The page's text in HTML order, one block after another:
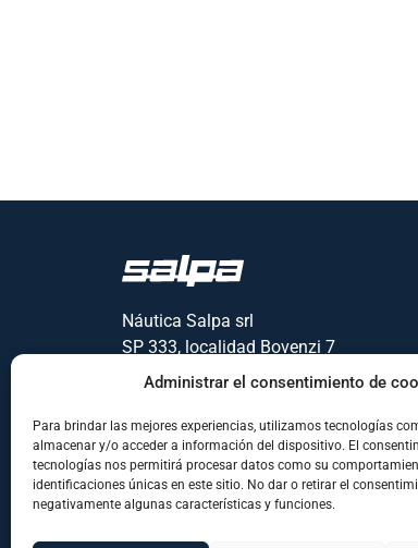
Administrar el consentimiento de
Para brindar las mejores experiencias, utilizamos tecnologías
almacenar y/o acceder a información del dispositivo. El
tecnologías nos permitirá procesar datos como su
identificaciones únicas en este sitio. No dar o retirar el
negativamente algunas características y funciones.
Náutica Salpa srl
SP 333, localidad Bovenzi 7
81041 – Vitulacio (CE)